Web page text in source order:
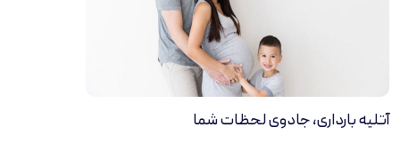
آتلیه بارداری، جادوی لحظات شما